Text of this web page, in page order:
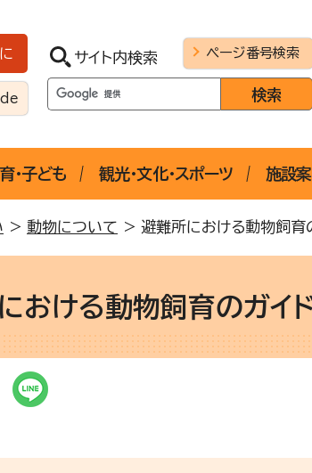
サイト内検索 ページ番号検索
・子ども 観光・文化・スポーツ 施設
> 動物について > 避難所における動物飼育
おける動物飼育のガイド